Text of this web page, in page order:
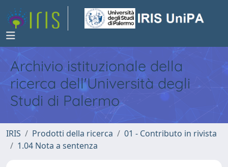
Archivio istituzionale della
ricerca dell'Università degli
Studi di Palermo
IRIS Prodotti della ricerca
01 - Contributo in rivista
1.04 Nota a sentenza